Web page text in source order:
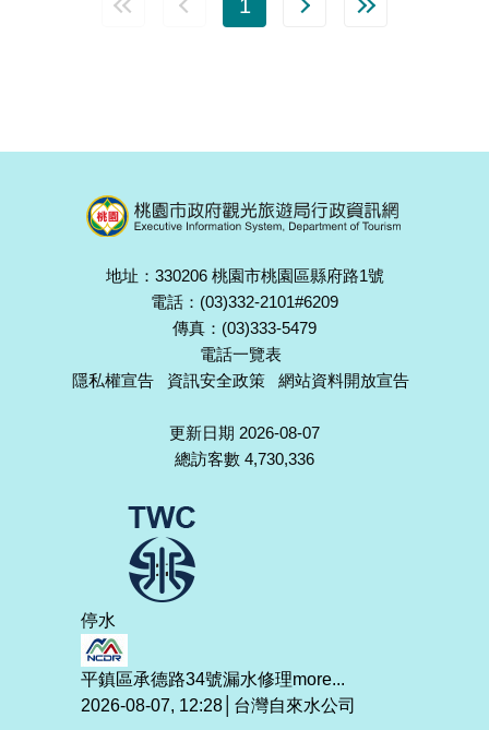
1
地址：330206 桃園市桃園區縣府路1號
電話：(03)332-2101#6209
傳真：(03)333-5479
電話一覽表
隱私權宣告
資訊安全政策 網站資料開放宣告
更新日期 2026-08-07
總訪客數 4,730,336
停水
平鎮區承德路34號漏水修理more...
2026-08-07, 12:28│台灣自來水公司